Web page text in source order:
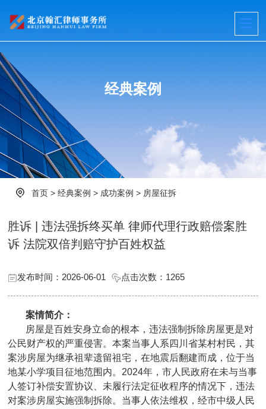
经典案例
首页 >经典案例 > 成功案例 > 房屋征拆
胜诉 | 违法强拆终买单 律师代理行政赔偿案胜
诉 法院双倍判赔守护百姓权益
发布时间：2026-06-01 点击次数： 1265
案情简介：
房屋是百姓安身立命的根本，违法强制拆除房屋更是对
公民财产权的严重侵害。本案当事人系四川省某村村民，其
案涉房屋为继承祖辈遗留祖宅，在地震后翻建而成，位于当
地某小学项目征地范围内。2024年，市人民政府在未与当事
人签订补偿安置协议、未履行法定征收程序的情况下，违法
对案涉房屋实施强制拆除。当事人依法维权，经市中级人民